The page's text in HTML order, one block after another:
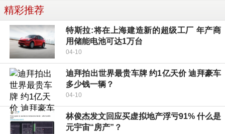
精彩推荐
特斯拉:将在上海建造新的超级工厂 年产商
用储能电池可达1万台
04-10
迪拜拍出世界最贵车牌 约1亿天价 迪拜豪车
多少钱一辆？
04-10
林俊杰发文回应买虚拟地产浮亏91% 什么是
元宇宙“房产”？